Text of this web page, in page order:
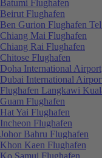
Batumi Flughafen
Beirut Flughafen
Ben Gurion Flughafen
Chiang Mai Flughafen
Chiang Rai Flughafen
Chitose Flughafen
Doha International Airport
Dubai International
Flughafen Langkawi
Guam Flughafen
Hat Yai Flughafen
Incheon Flughafen
Johor Bahru Flughafen
Khon Kaen Flughafen
Ko Samui Flughafen